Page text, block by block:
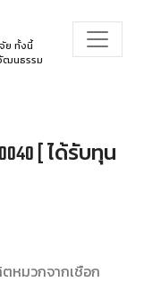
ย ทั้งนี้
ฒนธรรม
[ ได้รับทุน
หมวกจากเชือก